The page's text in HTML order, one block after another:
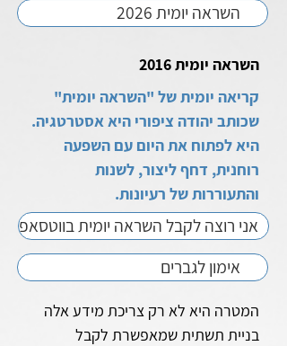
השראה יומית 2026
השראה יומית 2016
קריאה יומית של "השראה יומית"
שכותב יהודה ציפורי היא אסטרטגיה.
היא לפתוח את היום עם השפעה
רוחנית, דחף ליצור, לשנות
והתעוררות של רעיונות.
אני רוצה לקבל השראה יומית בווטסאפ
אימון לגברים
המטרה היא לא רק צריכת מידע אלה
בניית תשתית שמאפשרת לקבל